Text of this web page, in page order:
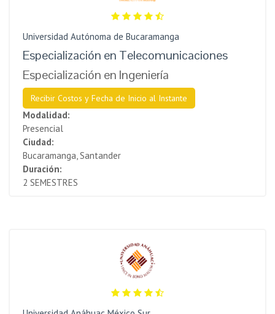
Universidad Autónoma de Bucaramanga
Especialización en Telecomunicaciones
Especialización en Ingeniería
Recibir Costos y Fecha de Inicio al Instante
Modalidad:
Presencial
Ciudad:
Bucaramanga, Santander
Duración:
2 SEMESTRES